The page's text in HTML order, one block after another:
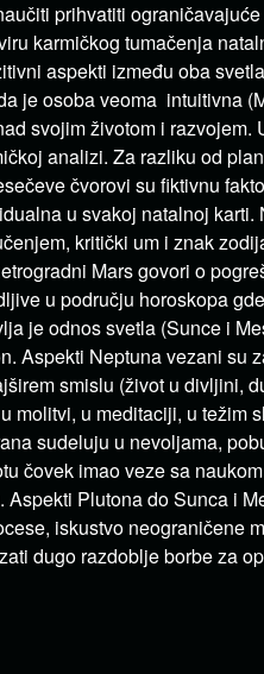
prihvatiti
karmičkog tumačenja
aspekti između oba
je osoba veoma intuitivna
svojim životom i razvojem.
analizi. Za razliku od
čvorovi su fiktivnu
u svakoj natalnoj karti.
kritički um i znak
Mars govori o
u području horoskopa
je odnos svetla (Sunce i
Aspekti Neptuna vezani su
smislu (život u divljini,
molitvi, u meditaciji, u težim
sudeluju u nevoljama,
čovek imao veze sa
Aspekti Plutona do Sunca i
iskustvo neograničene
dugo razdoblje borbe za